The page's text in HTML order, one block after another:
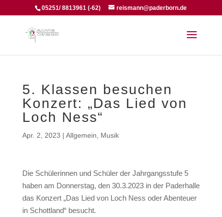
05251/ 8813961 (-62) reismann@paderborn.de
5. Klassen besuchen
Konzert: „Das Lied von
Loch Ness“
Apr. 2, 2023 | Allgemein Musik
Die Schülerinnen und Schüler der Jahrgangsstufe 5
haben am Donnerstag, den 30.3.2023 in der Paderhalle
das Konzert „Das Lied von Loch Ness oder Abenteuer
in Schottland“ besucht.